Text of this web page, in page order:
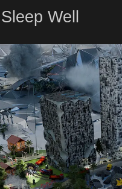
Well